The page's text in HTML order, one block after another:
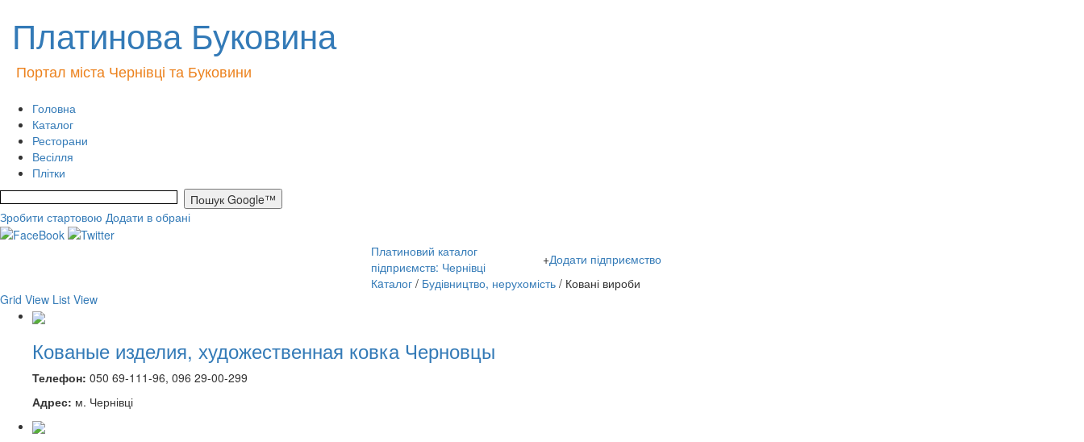
Платинова Буковина
Портал міста Чернівці та Буковини
Головна
Каталог
Ресторани
Весілля
Плітки
Зробити стартовою Додати в обрані
Платиновий каталог
підприємств: Чернівці
+Додати підприємство
Кaталог/ Будівництво, нерухомість / Ковані вироби
Grid View List View
Кованые изделия, художественная ковка Черновцы
Телефон: 050 69-111-96, 096 29-00-299
Адрес: м. Чернівці